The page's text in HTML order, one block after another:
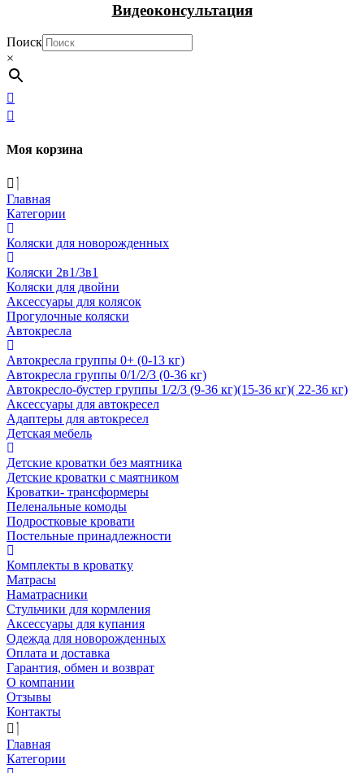
Видеоконсультация
Поиск
×
Моя корзина
Главная
Категории
Коляски для новорожденных
Коляски 2в1/3в1
Коляски для двойни
Аксессуары для колясок
Прогулочные коляски
Автокресла
Автокресла группы 0+ (0-13 кг)
Автокресла группы 0/1/2/3 (0-36 кг)
Автокресло-бустер группы 1/2/3 (9-36 кг)(15-36 кг)( 22-36 кг)
Аксессуары для автокресел
Адаптеры для автокресел
Детская мебель
Детские кроватки без маятника
Детские кроватки с маятником
Кроватки- трансформеры
Пеленальные комоды
Подростковые кровати
Постельные принадлежности
Комплекты в кроватку
Матрасы
Наматрасники
Стульчики для кормления
Аксессуары для купания
Одежда для новорожденных
Оплата и доставка
Гарантия, обмен и возврат
О компании
Отзывы
Контакты
Главная
Категории